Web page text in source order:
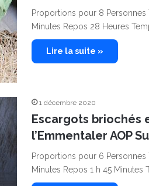
Proportions pour 8 Personnes
Minutes Repos 28 Heures
Lire la suite »
1 décembre 2020
Escargots briochés
l’Emmentaler AOP
Proportions pour 6 Personnes
Minutes Repos 1 h 45 Minutes